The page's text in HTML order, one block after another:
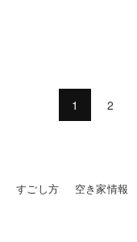
1 2
すごし方 空き家情報